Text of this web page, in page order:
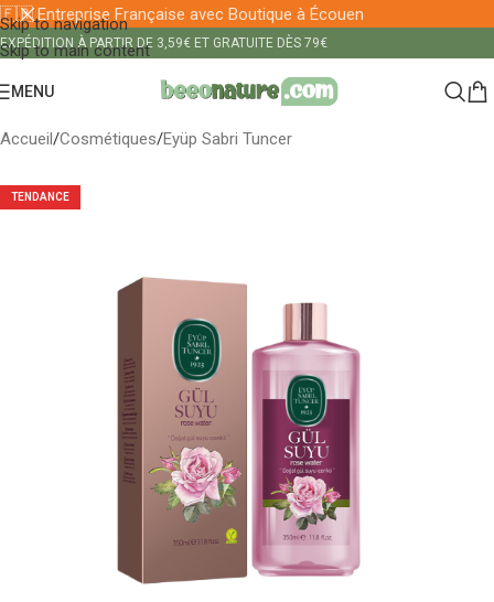
Skip to navigation
Skip to main content
🇫🇷 Entreprise Française avec Boutique à Écouen
EXPÉDITION À PARTIR DE 3,59€ ET GRATUITE DÈS 79€
MENU
Accueil/Cosmétiques/Eyüp Sabri Tuncer
TENDANCE